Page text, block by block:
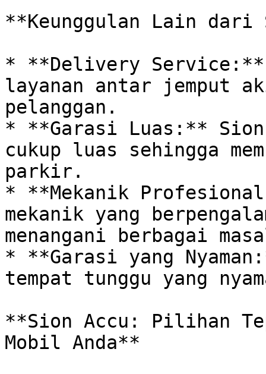
**Keunggulan Lain dari
* **Delivery Service:**
layanan antar jemput
pelanggan.
* **Garasi Luas:**
cukup luas sehingga
parkir.
* **Mekanik
mekanik yang
menangani berbagai
* **Garasi yang
tempat tunggu yang
**Sion Accu: Pilihan
Mobil Anda**